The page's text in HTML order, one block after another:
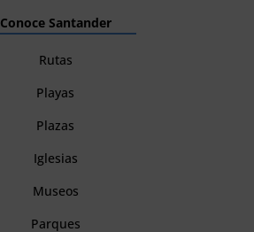
Conoce Santander
Rutas
Playas
Plazas
Iglesias
Museos
Parques